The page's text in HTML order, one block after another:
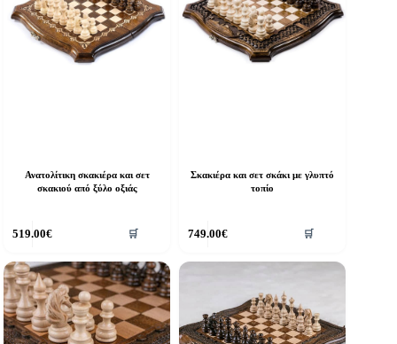
Ανατολίτικη σκακιέρα και σετ
σκακιού από ξύλο οξιάς
519.00€ 🛒
Σκακιέρα και σετ σκάκι με γλυπτό
τοπίο
749.00€ 🛒